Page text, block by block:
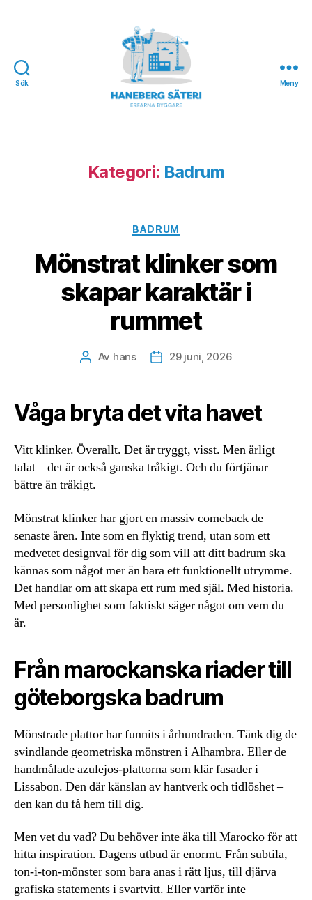
Sök Meny
Kategori: Badrum
Kategorier
BADRUM
Mönstrat klinker som
skapar karaktär i
rummet
Inläggsförfattare
Av hans Inläggsdatum
29 juni, 2026
Våga bryta det vita havet
Vitt klinker. Överallt. Det är tryggt, visst. Men ärligt
talat – det är också ganska tråkigt. Och du förtjänar
bättre än tråkigt.
Mönstrat klinker har gjort en massiv comeback de
senaste åren. Inte som en flyktig trend, utan som ett
medvetet designval för dig som vill att ditt badrum ska
kännas som något mer än bara ett funktionellt utrymme.
Det handlar om att skapa ett rum med själ. Med historia.
Med personlighet som faktiskt säger något om vem du
är.
Från marockanska riader till
göteborgska badrum
Mönstrade plattor har funnits i århundraden. Tänk dig de
svindlande geometriska mönstren i Alhambra. Eller de
handmålade azulejos-plattorna som klär fasader i
Lissabon. Den där känslan av hantverk och tidlöshet –
den kan du få hem till dig.
Men vet du vad? Du behöver inte åka till Marocko för att
hitta inspiration. Dagens utbud är enormt. Från subtila,
ton-i-ton-mönster som bara anas i rätt ljus, till djärva
grafiska statements i svartvitt. Eller varför inte